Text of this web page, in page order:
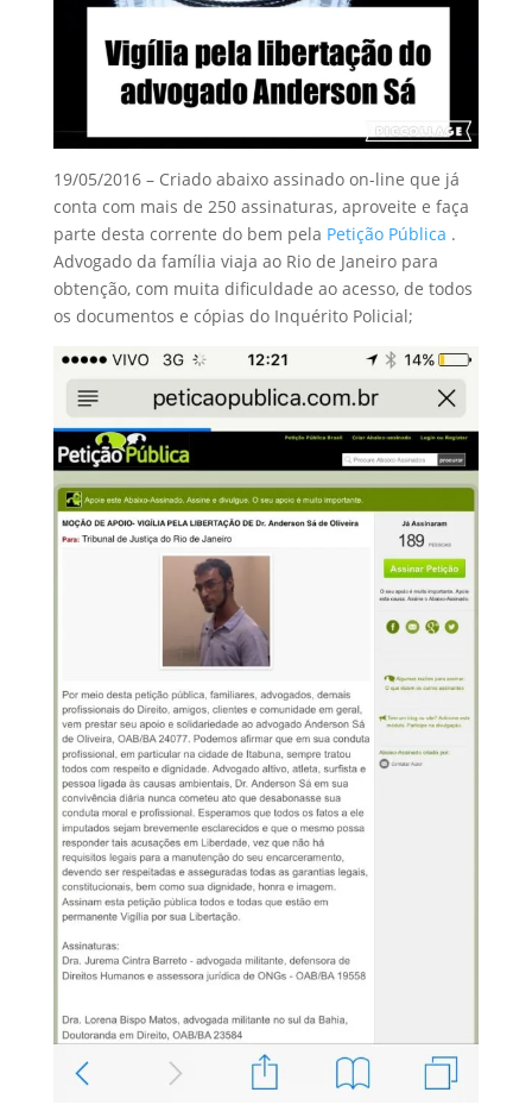
19/05/2016 – Criado abaixo assinado on-line que já
conta com mais de 250 assinaturas, aproveite e faça
parte desta corrente do bem pela Petição Pública .
Advogado da família viaja ao Rio de Janeiro para
obtenção, com muita dificuldade ao acesso, de todos
os documentos e cópias do Inquérito Policial;